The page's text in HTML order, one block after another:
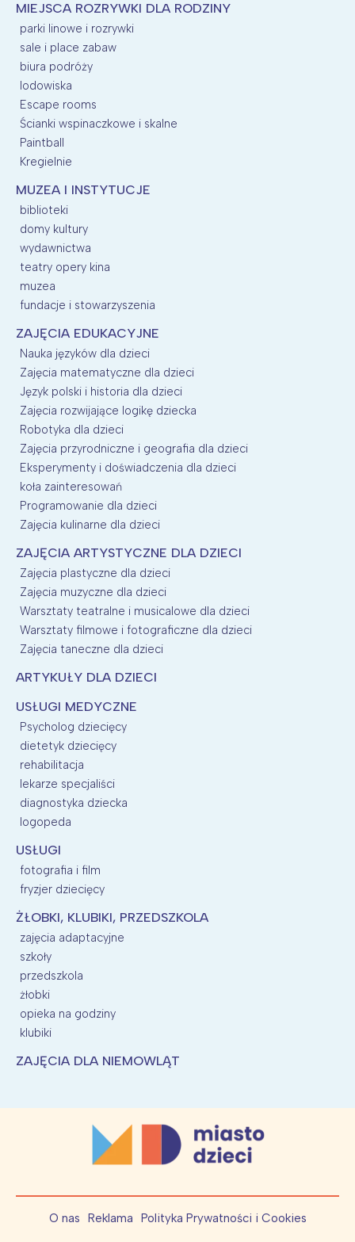
MIEJSCA ROZRYWKI DLA RODZINY
parki linowe i rozrywki
sale i place zabaw
biura podróży
lodowiska
Escape rooms
Ścianki wspinaczkowe i skalne
Paintball
Kregielnie
MUZEA I INSTYTUCJE
biblioteki
domy kultury
wydawnictwa
teatry opery kina
muzea
fundacje i stowarzyszenia
ZAJĘCIA EDUKACYJNE
Nauka języków dla dzieci
Zajęcia matematyczne dla dzieci
Język polski i historia dla dzieci
Zajęcia rozwijające logikę dziecka
Robotyka dla dzieci
Zajęcia przyrodniczne i geografia dla dzieci
Eksperymenty i doświadczenia dla dzieci
koła zainteresowań
Programowanie dla dzieci
Zajęcia kulinarne dla dzieci
ZAJĘCIA ARTYSTYCZNE DLA DZIECI
Zajęcia plastyczne dla dzieci
Zajęcia muzyczne dla dzieci
Warsztaty teatralne i musicalowe dla dzieci
Warsztaty filmowe i fotograficzne dla dzieci
Zajęcia taneczne dla dzieci
ARTYKUŁY DLA DZIECI
USŁUGI MEDYCZNE
Psycholog dziecięcy
dietetyk dziecięcy
rehabilitacja
lekarze specjaliści
diagnostyka dziecka
logopeda
USŁUGI
fotografia i film
fryzjer dziecięcy
ŻŁOBKI, KLUBIKI, PRZEDSZKOLA
zajęcia adaptacyjne
szkoły
przedszkola
żłobki
opieka na godziny
klubiki
ZAJĘCIA DLA NIEMOWLĄT
O nas Reklama Polityka Prywatności i Cookies